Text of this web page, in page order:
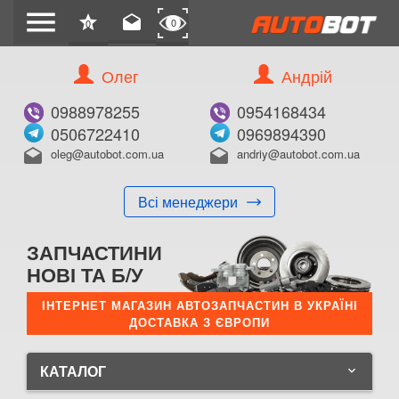
menu star
0 drafts 0
Олег
0988978255
0506722410
drafts oleg@autobot.com.ua
Всі менеджери
Андрій
0954168434
0969894390
drafts andriy@autobot.com.ua
ЗАПЧАСТИНИ
НОВІ ТА Б/У
ІНТЕРНЕТ МАГАЗИН АВТОЗАПЧАСТИН В УКРАЇНІ
ДОСТАВКА З ЄВРОПИ
КАТАЛОГ keyboard_arrow_down